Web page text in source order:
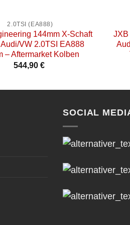
2.0TSI (EA888)
144mm X-Schaft
VW 2.0TSI EA888
– Aftermarket Kolben
544,90 €
JXB
SOCIAL